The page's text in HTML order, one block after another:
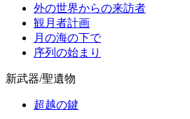
外の世界からの来訪者
観月者計画
月の海の下で
序列の始まり
新武器/聖遺物
超越の鍵